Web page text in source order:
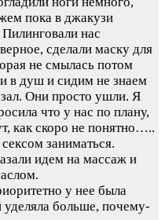
пока в джакузи
нас
сделали маску для
не смылась потом
в душ и сидим не знаем
Они просто ушли. Я
что у нас по плану,
как скоро не понятно…..
заниматься.
идем на массаж и
у нее была
уделяла больше, почему-